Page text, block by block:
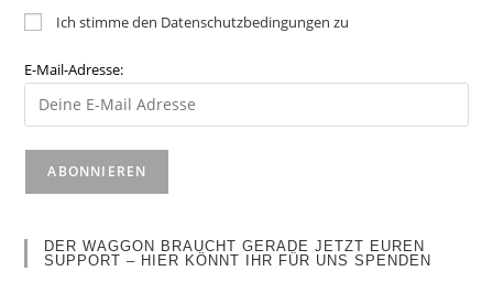
Ich stimme den Datenschutzbedingungen zu
E-Mail-Adresse:
DER WAGGON BRAUCHT GERADE JETZT EUREN
SUPPORT – HIER KÖNNT IHR FÜR UNS SPENDEN